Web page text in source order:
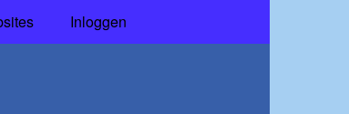
Inloggen